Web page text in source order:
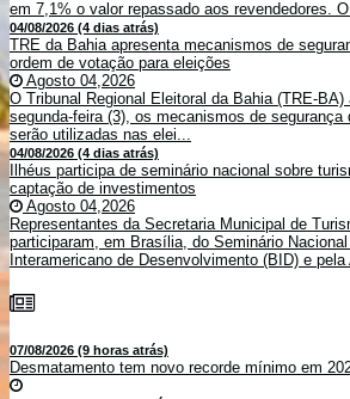
em 7,1% o valor repassado aos revendedores.
04/08/2026 (4 dias atrás)
TRE da Bahia apresenta mecanismos de
ordem de votação para eleições
Agosto 04,2026
O Tribunal Regional Eleitoral da Bahia (TRE-
segunda-feira (3), os mecanismos de
serão utilizadas nas elei...
04/08/2026 (4 dias atrás)
Ilhéus participa de seminário nacional sobre
captação de investimentos
Agosto 04,2026
Representantes da Secretaria Municipal de
participaram, em Brasília, do Seminário
Interamericano de Desenvolvimento (BID) e
07/08/2026 (9 horas atrás)
Desmatamento tem novo recorde mínimo em